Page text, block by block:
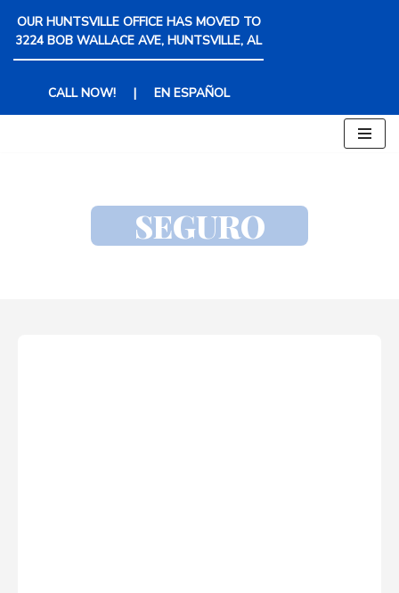
Saltar
contenido
OUR HUNTSVILLE OFFICE HAS MOVED TO
3224 BOB WALLACE AVE, HUNTSVILLE, AL
CALL NOW!| EN ESPAÑOL
SEGURO